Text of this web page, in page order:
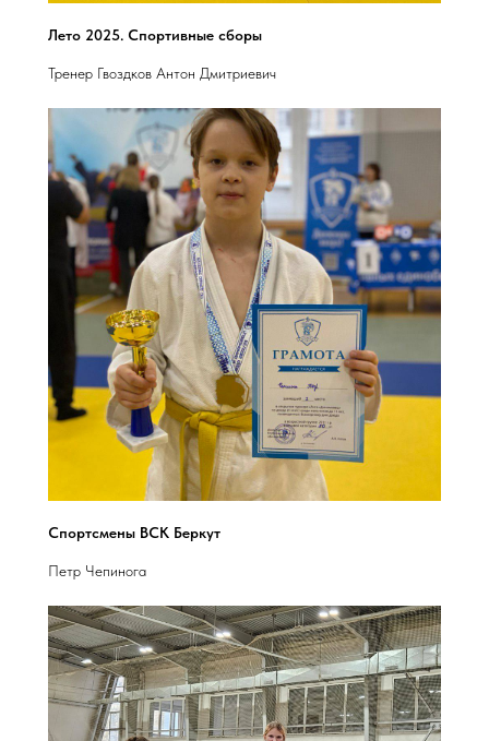
Лето 2025. Спортивные сборы
Тренер Гвоздков Антон Дмитриевич
Спортсмены ВСК Беркут
Петр Чепинога